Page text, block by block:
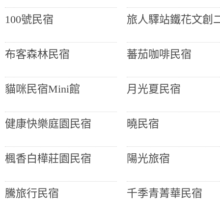
100號民宿 旅人驛站鐵花文創
布客森林民宿 蕃茄咖啡民宿
貓咪民宿Mini館 月光夏民宿
健康快樂庭園民宿 曉民宿
楓香白樺莊園民宿 陽光旅宿
騰旅行民宿 千季青菁華民宿